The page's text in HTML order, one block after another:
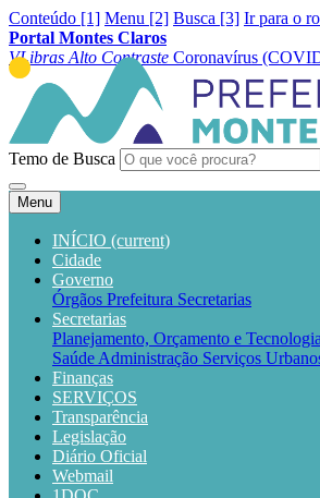
Conteúdo [1] Menu [2] Busca [3] Ir para o
Portal Montes Claros
VLibras Alto Contraste Coronavírus
Temo de Busca
Menu
INÍCIO (current)
Cidade
Governo
Órgãos Prefeitura Secretarias
Secretarias
Planejamento, Orçamento e Tecnologia
Saúde Administração Serviços
Finanças
SERVIÇOS
Transparência
Legislação
Diário Oficial
Webmail